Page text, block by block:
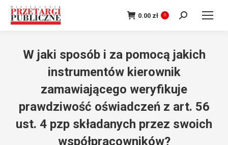
0.00 zł 0 Szukaj:
W jaki sposób i za pomocą jakich
instrumentów kierownik
zamawiającego weryfikuje
prawdziwość oświadczeń z art. 56
ust. 4 pzp składanych przez swoich
współpracowników?